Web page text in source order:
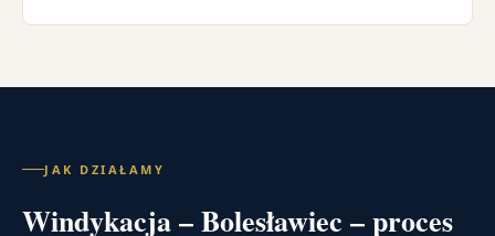
JAK DZIAŁAMY
Windykacja – Bolesławiec – proces